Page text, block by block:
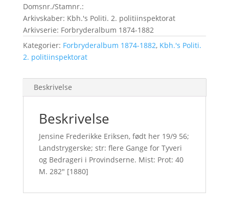
Domsnr./Stamnr.:
Arkivskaber: Kbh.'s Politi. 2. politiinspektorat
Arkivserie: Forbryderalbum 1874-1882
Kategorier: Forbryderalbum 1874-1882, Kbh.'s Politi.
2. politiinspektorat
Beskrivelse
Beskrivelse
Jensine Frederikke Eriksen, født her 19/9 56;
Landstrygerske; str: flere Gange for Tyveri
og Bedrageri i Provindserne. Mist: Prot: 40
M. 282″ [1880]